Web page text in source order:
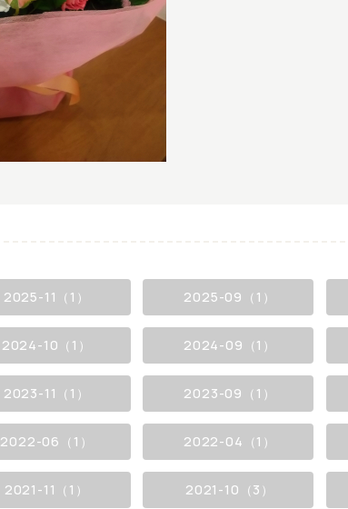
2025-11（1） 2025-09（1）
2024-10（1） 2024-09（1）
2023-11（1） 2023-09（1）
2022-06（1） 2022-04（1）
2021-11（1） 2021-10（3）